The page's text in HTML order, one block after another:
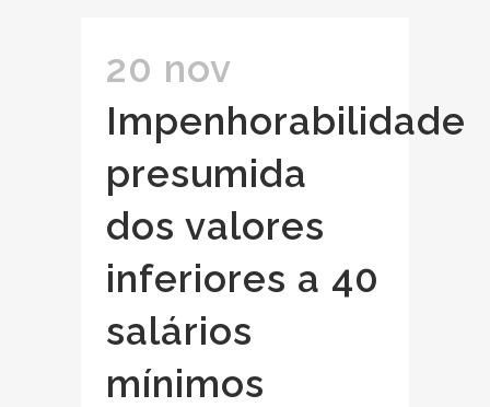
20 nov
Impenhorabilidade
presumida
dos valores
inferiores a 40
salários
mínimos